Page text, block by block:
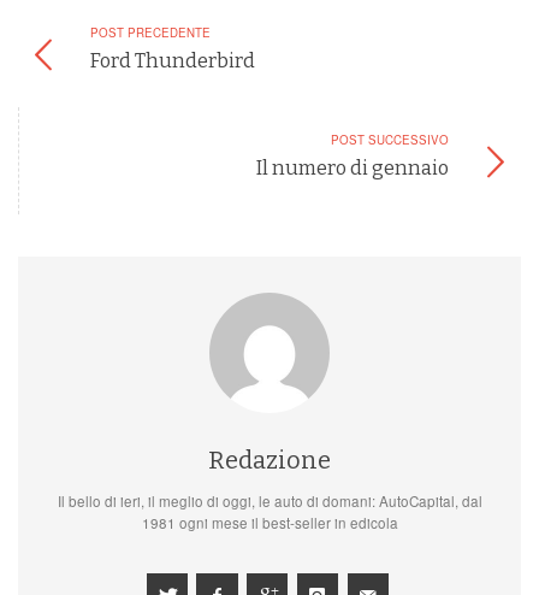
POST PRECEDENTE
Ford Thunderbird
POST SUCCESSIVO
Il numero di gennaio
Redazione
Il bello di ieri, il meglio di oggi, le auto di domani: AutoCapital, dal
1981 ogni mese il best-seller in edicola